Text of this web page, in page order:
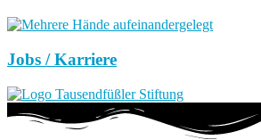
Jobs / Karriere